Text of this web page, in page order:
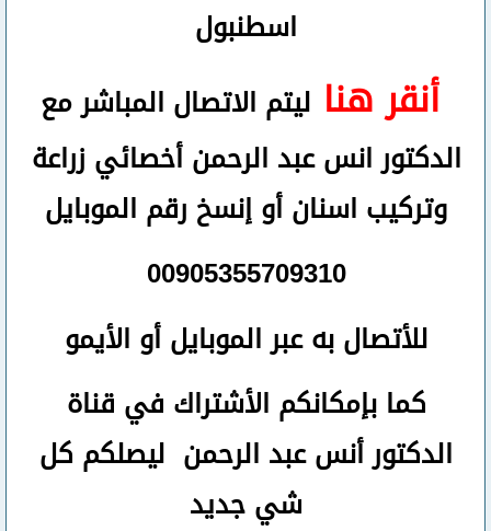
اسطنبول
أنقر هنا ليتم الاتصال المباشر مع
الدكتور انس عبد الرحمن أخصائي زراعة
وتركيب اسنانأوإنسخ رقم الموبايل
00905355709310
للأتصالبه عبر الموبايل أو الأيمو
كما بإمكانكم الأشتراك في قناة
الدكتور أنس عبد الرحمن ليصلكم كل
شي جديد